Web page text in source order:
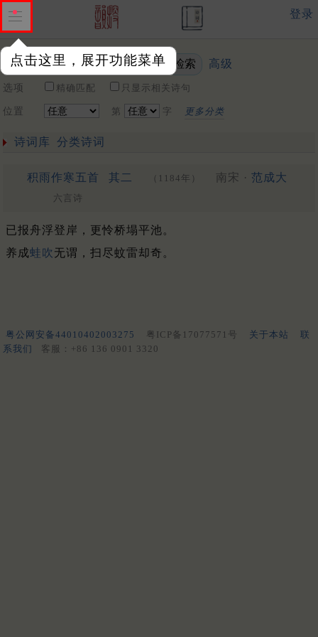
点击这里，展开功能菜单
登录
关键词 高级
选项 精确匹配 只显示相关诗句
位置 第 字 更多分类
诗词库 分类诗词
积雨作寒五首 其二 （1184年） 南宋 · 范成大
六言诗
已报舟浮登岸，更怜桥塌平池。
养成蛙吹 无谓，扫尽蚊雷却奇。
粤公网安备44010402003275 粤ICP备17077571号 关于本站
联
系我们
客服：+86 136 0901 3320